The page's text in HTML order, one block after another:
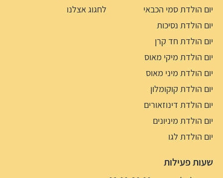
יום הולדת סמי הכבאי
יום הולדת נסיכות
יום הולדת חד קרן
יום הולדת מיקי מאוס
יום הולדת מיני מאוס
יום הולדת קוקומלון
יום הולדת דינוזאורים
יום הולדת מיניונים
יום הולדת לגו
לחגוג אצלנו
שעות פעילות